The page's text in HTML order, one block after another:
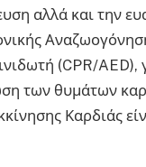
αλλά και την
(CPR/AED),
των θυμάτων
Καρδιάς